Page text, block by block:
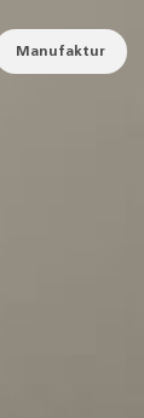
Manufaktur